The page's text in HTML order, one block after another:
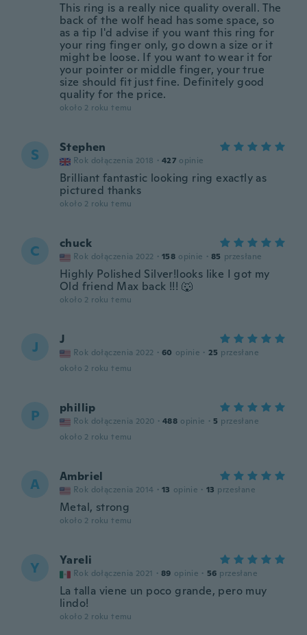
This ring is a really nice quality overall. The
back of the wolf head has some space, so
as a tip I'd advise if you want this ring for
your ring finger only, go down a size or it
might be loose. If you want to wear it for
your pointer or middle finger, your true
size should fit just fine. Definitely good
quality for the price.
około 2 roku temu
S Stephen
Rok dołączenia 2018 · 427 opinie
Brilliant fantastic looking ring exactly as
pictured thanks
około 2 roku temu
C chuck
Rok dołączenia 2022 · 158 opinie · 85 przesłane
Highly Polished Silver!looks like I got my
Old friend Max back !!! 🐺
około 2 roku temu
J J
Rok dołączenia 2022 · 60 opinie · 25 przesłane
około 2 roku temu
P phillip
Rok dołączenia 2020 · 488 opinie · 5 przesłane
około 2 roku temu
A Ambriel
Rok dołączenia 2014 · 13 opinie · 13 przesłane
Metal, strong
około 2 roku temu
Y Yareli
Rok dołączenia 2021 · 89 opinie · 56 przesłane
La talla viene un poco grande, pero muy
lindo!
około 2 roku temu